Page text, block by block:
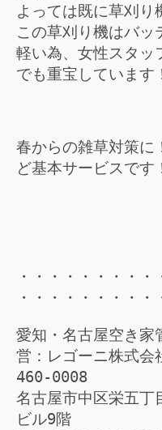
よっては既に草刈り
この草刈り機はバッ
軽い為、女性スタッ
でも重宝しています
春からの雑草対策に
ど基本サービスです
・・・・・・・・・
・・・・・・・・・
愛知・名古屋空
営：レゴーニ株式会
460-0008
名古屋市中区栄五
ビル9階